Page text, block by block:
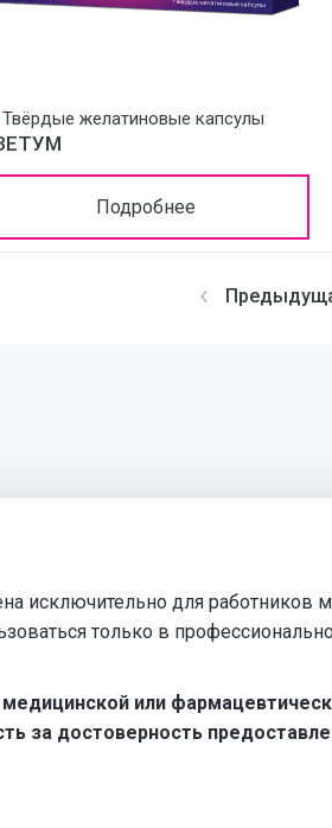
Твёрдые желатиновые капсулы
Подробнее
исключительно для работников
только в
или
за достоверность
Информация, представленная на
самодиагностики и лечения и не может